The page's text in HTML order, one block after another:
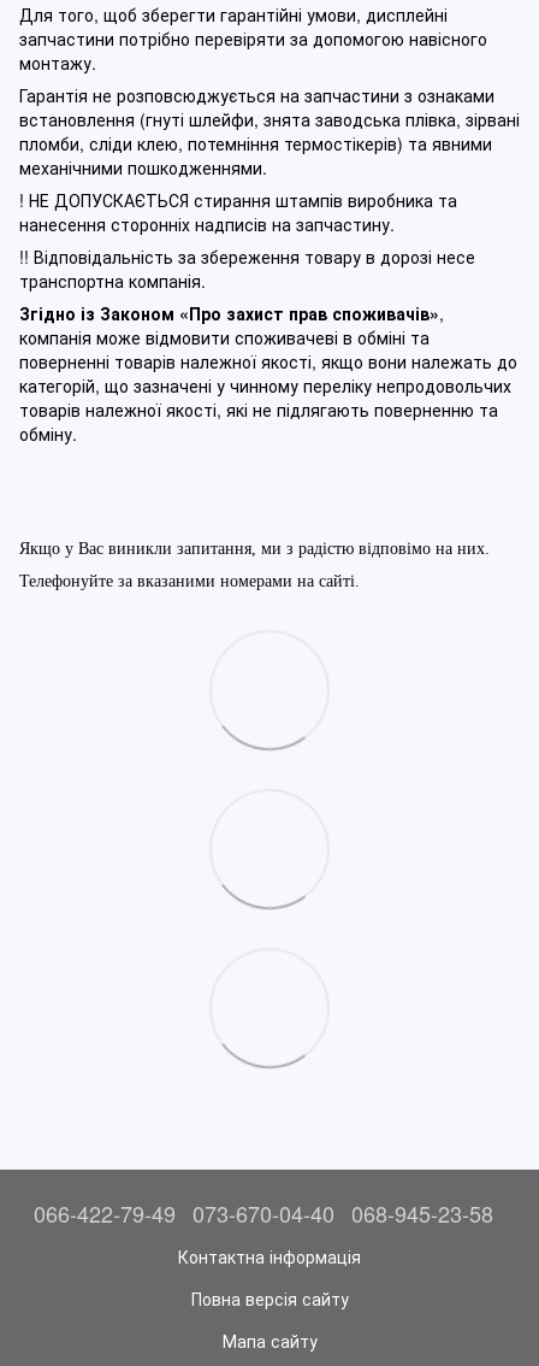
Для того, щоб зберегти гарантійні умови, дисплейні
запчастини потрібно перевіряти за допомогою навісного
монтажу.
Гарантія не розповсюджується на запчастини з ознаками
встановлення (гнуті шлейфи, знята заводська плівка, зірвані
пломби, сліди клею, потемніння термостікерів) та явними
механічними пошкодженнями.
! НЕ ДОПУСКАЄТЬСЯ стирання штампів виробника та
нанесення сторонніх надписів на запчастину.
!! Відповідальність за збереження товару в дорозі несе
транспортна компанія.
Згідно із Законом «Про захист прав споживачів»,
компанія може відмовити споживачеві в обміні та
поверненні товарів належної якості, якщо вони належать до
категорій, що зазначені у чинному переліку непродовольчих
товарів належної якості, які не підлягають поверненню та
обміну.
Якщо у Вас виникли запитання, ми з радістю відповімо на них.
Телефонуйте за вказаними номерами на сайті.
066-422-79-49 073-670-04-40 068-945-23-58
Контактна інформація
Повна версія сайту
Мапа сайту